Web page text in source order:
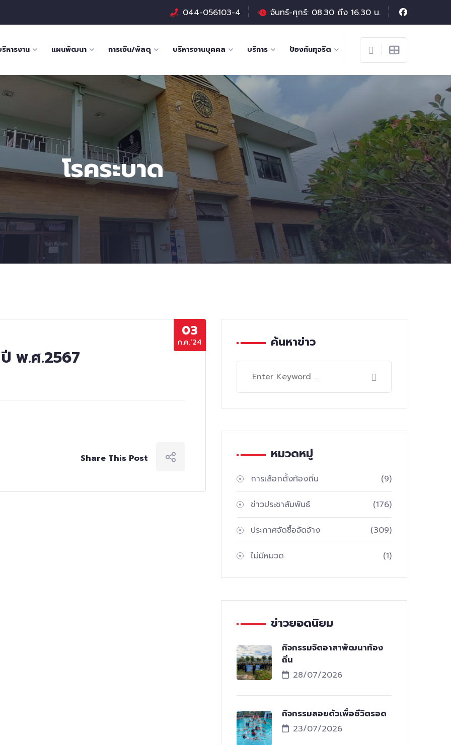
044-056103-4 จันทร์-ศุกร์: 08.30 ถึง 16.30 น.
หารงาน แผนพัฒนา การเงิน/พัสดุ บริหารงานบุคคล บริการ ป้องกันทุจริต
โรคระบาด
03
ก.ค.’24
ปี พ.ศ.2567
Share This Post
ค้นหาข่าว
หมวดหมู่
การเลือกตั้งท้องถิ่น (9)
ข่าวประชาสัมพันธ์ (176)
ประกาศจัดซื้อจัดจ้าง (309)
ไม่มีหมวด (1)
ข่าวยอดนิยม
กิจกรรมจิตอาสาพัฒนาท้อง
ถิ่น
28/07/2026
กิจกรรมลอยตัวเพื่อชีวิตรอด
23/07/2026